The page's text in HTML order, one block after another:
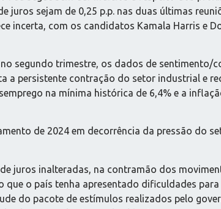
juros sejam de 0,25 p.p. nas duas últimas
incerta, com os candidatos Kamala Harris e
segundo trimestre, os dados de sentimento/
a persistente contração do setor industrial e
na mínima histórica de 6,4% e a
de 2024 em decorrência da pressão do
juros inalteradas, na contramão dos
que o país tenha apresentado dificuldades
do pacote de estímulos realizados pelo